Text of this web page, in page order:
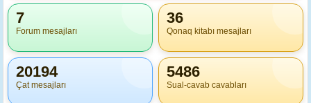
7
Forum mesajları
36
Qonaq kitabı mesajları
20194
Çat mesajları
5486
Sual-cavab cavabları